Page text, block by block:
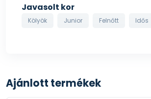
Hidrolizált hal protein, Ásványi anyagok
Javasolt kor
Kölyök Junior Felnőtt Idős
Ajánlott termékek